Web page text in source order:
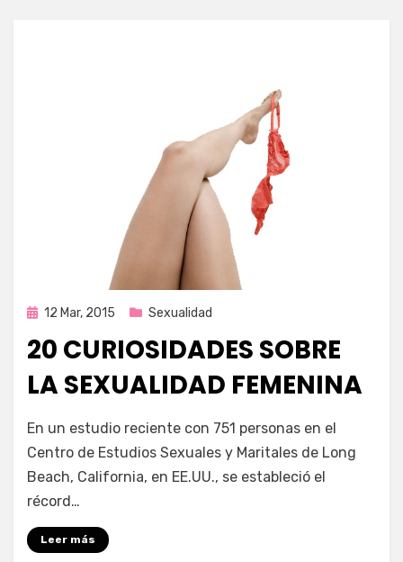
Publicada
12 Mar, 2015 Sexualidad
20 CURIOSIDADES SOBRE
LA SEXUALIDAD FEMENINA
Enrique
En un estudio reciente con 751 personas en el
Centro de Estudios Sexuales y Maritales de Long
Beach, California, en EE.UU., se estableció el
récord…
Leer más